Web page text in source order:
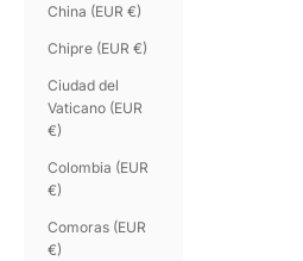
China (EUR €)
Chipre (EUR €)
Ciudad del
Vaticano (EUR
€)
Colombia (EUR
€)
Comoras (EUR
€)